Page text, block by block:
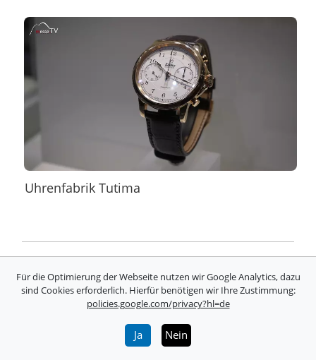
Uhrenfabrik Tutima
Messewissen, Termine &
Veranstaltungen
Für die Optimierung der Webseite nutzen wir Google Analytics, dazu
sind Cookies erforderlich. Hierfür benötigen wir Ihre Zustimmung:
policies.google.com/privacy?hl=de
Ja Nein